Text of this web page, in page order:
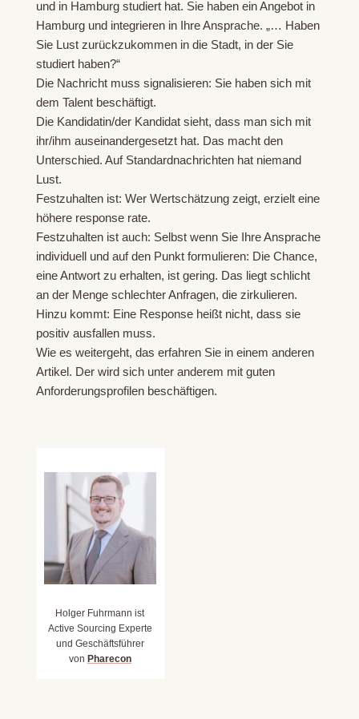
und in Hamburg studiert hat. Sie haben ein Angebot in
Hamburg und integrieren in Ihre Ansprache. „… Haben
Sie Lust zurückzukommen in die Stadt, in der Sie
studiert haben?“
Die Nachricht muss signalisieren: Sie haben sich mit
dem Talent beschäftigt.
Die Kandidatin/der Kandidat sieht, dass man sich mit
ihr/ihm auseinandergesetzt hat. Das macht den
Unterschied. Auf Standardnachrichten hat niemand
Lust.
Festzuhalten ist: Wer Wertschätzung zeigt, erzielt eine
höhere response rate.
Festzuhalten ist auch: Selbst wenn Sie Ihre Ansprache
individuell und auf den Punkt formulieren: Die Chance,
eine Antwort zu erhalten, ist gering. Das liegt schlicht
an der Menge schlechter Anfragen, die zirkulieren.
Hinzu kommt: Eine Response heißt nicht, dass sie
positiv ausfallen muss.
Wie es weitergeht, das erfahren Sie in einem anderen
Artikel. Der wird sich unter anderem mit guten
Anforderungsprofilen beschäftigen.
Holger Fuhrmann ist
Active Sourcing Experte
und Geschäftsführer
von Pharecon